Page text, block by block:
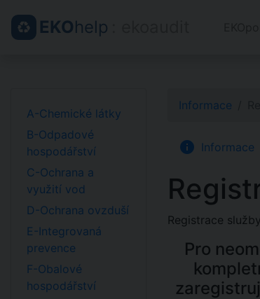
EKOhelp
A-Chemické látky
B-Odpadové
hospodářství
C-Ochrana a
využití vod
D-Ochrana ovzduší
E-Integrovaná
prevence
F-Obalové
hospodářství
Informace
info Informace
Registrace
Pro